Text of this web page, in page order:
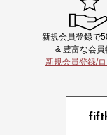
新規会員登録で
& 豊富な会員
新規会員登録/